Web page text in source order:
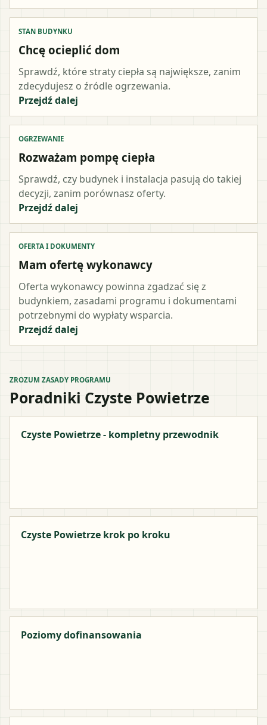
STAN BUDYNKU
Chcę ocieplić dom
Sprawdź, które straty ciepła są największe, zanim
zdecydujesz o źródle ogrzewania.
Przejdź dalej
OGRZEWANIE
Rozważam pompę ciepła
Sprawdź, czy budynek i instalacja pasują do takiej
decyzji, zanim porównasz oferty.
Przejdź dalej
OFERTA I DOKUMENTY
Mam ofertę wykonawcy
Oferta wykonawcy powinna zgadzać się z
budynkiem, zasadami programu i dokumentami
potrzebnymi do wypłaty wsparcia.
Przejdź dalej
ZROZUM ZASADY PROGRAMU
Poradniki Czyste Powietrze
Czyste Powietrze - kompletny przewodnik
Czyste Powietrze krok po kroku
Poziomy dofinansowania